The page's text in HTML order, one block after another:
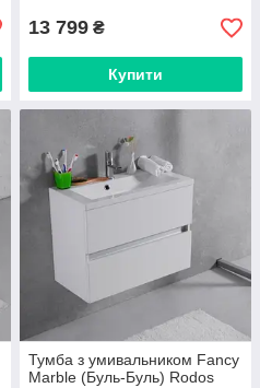
13 799 ₴
Купити
Тумба з умивальником Fancy
Marble (Буль-Буль) Rodos